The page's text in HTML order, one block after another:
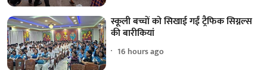
स्कूली बच्चों को सिखाई गईं ट्रैफिक सिग्नल्स
की बारीकियां
16 hours ago